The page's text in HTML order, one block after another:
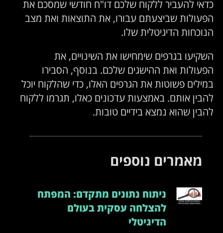
כדאי להעביר ללקוח שלכם דו"ח חודשי שמסכם את
הפעולות שביצעתם עבורו, את התוצאות ואת מצב
הנוכחות הדיגיטלית שלו.
השקיעו בגרפים שימחישו את השינויים, את
הפעולות ואת ההישגים שלכם. בנוסף, הסבירו
במילים פשוטות את הגרפים האלו, כדי שהלקוח יוכל
להבין אותם. באמצעות עדכונים כאלו, תגרמו ללקוח
להבין שהוא נמצא בידיים טובות.
מאמרים נוספים
ניתוח נתונים מתקדם: המפתח
להצלחה עסקית בעולם
הדיגיטלי